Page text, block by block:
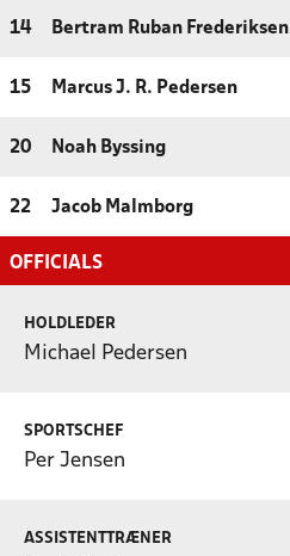
14 Bertram Ruban Frederiksen
15 Marcus J. R. Pedersen
20 Noah Byssing
22 Jacob Malmborg
OFFICIALS
HOLDLEDER
Michael Pedersen
SPORTSCHEF
Per Jensen
ASSISTENTTRÆNER